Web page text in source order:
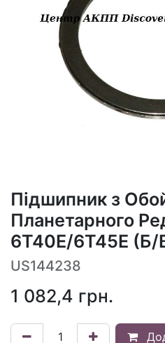
Підшипник з
Планетарного
6T40E/6T45E (Б/
US144238
1 082,4 грн.